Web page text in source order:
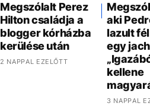
Megszólalt Perez
Hilton családja a
blogger kórházba
kerülése után
2 NAPPAL EZELŐTT
aki
lazult
egy
kellene
3 NAPPAL